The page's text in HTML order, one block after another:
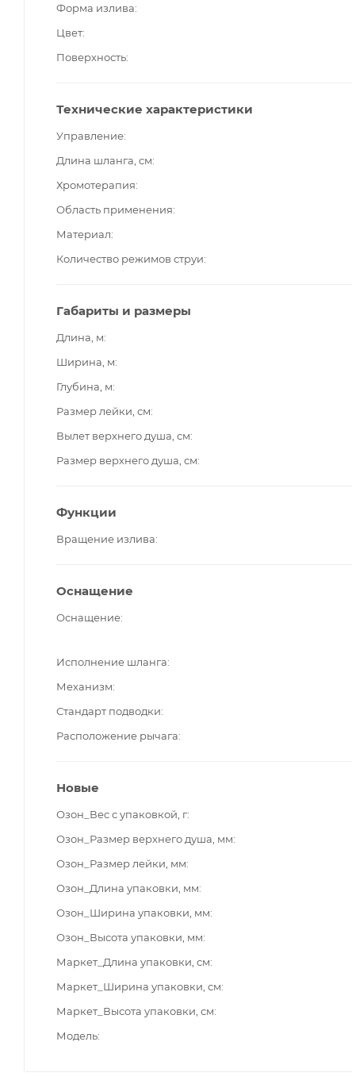
Форма излива
Цвет
Поверхность
Технические характеристики
Управление
Длина шланга, см
Хромотерапия
Область применения
Материал
Количество режимов струи
Габариты и размеры
Длина, м
Ширина, м
Глубина, м
Размер лейки, см
Вылет верхнего душа, см
Размер верхнего душа, см
Функции
Вращение излива
Оснащение
Оснащение
Исполнение шланга
Механизм
Стандарт подводки
Расположение рычага
Новые
Озон_Вес с упаковкой, г
Озон_Размер верхнего душа, мм
Озон_Размер лейки, мм
Озон_Длина упаковки, мм
Озон_Ширина упаковки, мм
Озон_Высота упаковки, мм
Маркет_Длина упаковки, см
Маркет_Ширина упаковки, см
Маркет_Высота упаковки, см
Модель